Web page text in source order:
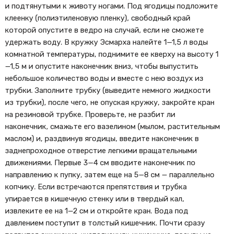
и подтянутыми к животу ногами. Под ягодицы подложите
клеенку (полиэтиленовую пленку), свободный край
которой опустите в ведро на случай, если не сможете
удержать воду. В кружку Эсмарха налейте 1—1,5 л воды
комнатной температуры, поднимите ее кверху на высоту 1
—1,5 м и опустите наконечник вниз, чтобы выпустить
небольшое количество воды и вместе с нею воздух из
трубки. Заполните трубку (выведите немного жидкости
из трубки), после чего, не опуская кружку, закройте кран
на резиновой трубке. Проверьте, не разбит ли
наконечник, смажьте его вазелином (мылом, растительным
маслом) и, раздвинув ягодицы, введите наконечник в
заднепроходное отверстие легкими вращательными
движениями. Первые 3—4 см вводите наконечник по
направлению к пупку, затем еще на 5—8 см — параллельно
копчику. Если встречаются препятствия и трубка
упирается в кишечную стенку или в твердый кал,
извлеките ее на 1—2 см и откройте кран. Вода под
давлением поступит в толстый кишечник. Почти сразу